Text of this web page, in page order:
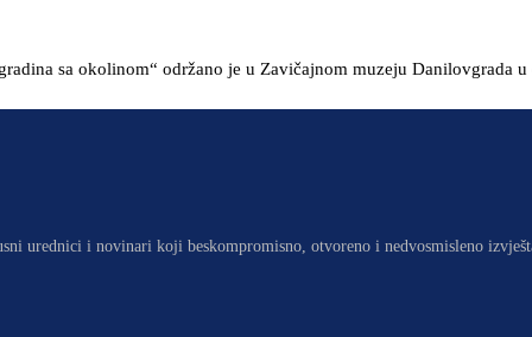
sa okolinom“ održano je u Zavičajnom muzeju Danilovgrada
urednici i novinari koji beskompromisno, otvoreno i nedvosmisleno